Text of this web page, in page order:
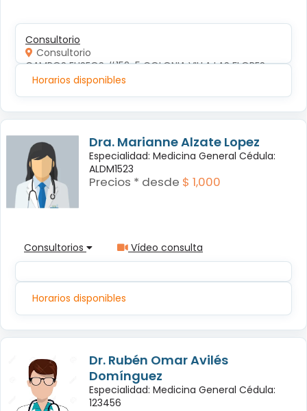
Consultorio
Consultorio
CAMPOS ELISEOS #152-5 COLONIA VILLA LAS FLORES
Horarios disponibles
Dra. Marianne Alzate Lopez
Especialidad: Medicina General Cédula:
ALDM1523
Precios * desde $ 1,000
Consultorios Vídeo consulta
Horarios disponibles
Dr. Rubén Omar Avilés
Domínguez
Especialidad: Medicina General Cédula:
123456